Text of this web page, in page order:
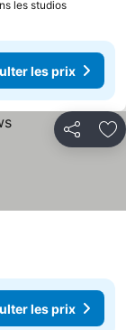
les studios
les prix
Partager
prix
prix
les prix